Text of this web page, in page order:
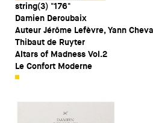
string(3) "176"
Damien Deroubaix
Auteur Jérôme Lefèvre, Yann
Thibaut de Ruyter
Altars of Madness Vol.2
Le Confort Moderne